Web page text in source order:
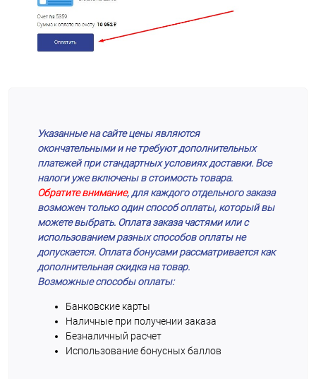
Указанные на сайте цены являются
окончательными и не требуют дополнительных
платежей при стандартных условиях доставки. Все
налоги уже включены в стоимость товара.
Обратите внимание, для каждого отдельного заказа
возможен только один способ оплаты, который вы
можете выбрать. Оплата заказа частями или с
использованием разных способов оплаты не
допускается. Оплата бонусами рассматривается как
дополнительная скидка на товар.
Возможные способы оплаты:
Банковские карты
Наличные при получении заказа
Безналичный расчет
Использование бонусных баллов